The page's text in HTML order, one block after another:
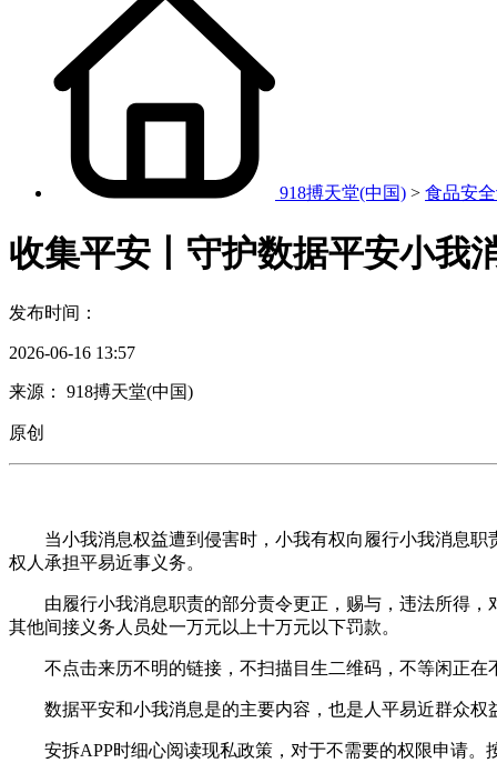
918搏天堂(中国) > 食品安
收集平安丨守护数据平安小我
发布时间：
2026-06-16 13:57
来源： 918搏天堂(中国)
原创
当小我消息权益遭到侵害时，小我有权向履行小我消息职
权人承担平易近事义务。
由履行小我消息职责的部分责令更正，赐与，违法所得，
其他间接义务人员处一万元以上十万元以下罚款。
不点击来历不明的链接，不扫描目生二维码，不等闲正在
数据平安和小我消息是的主要内容，也是人平易近群众权
安拆APP时细心阅读现私政策，对于不需要的权限申请。